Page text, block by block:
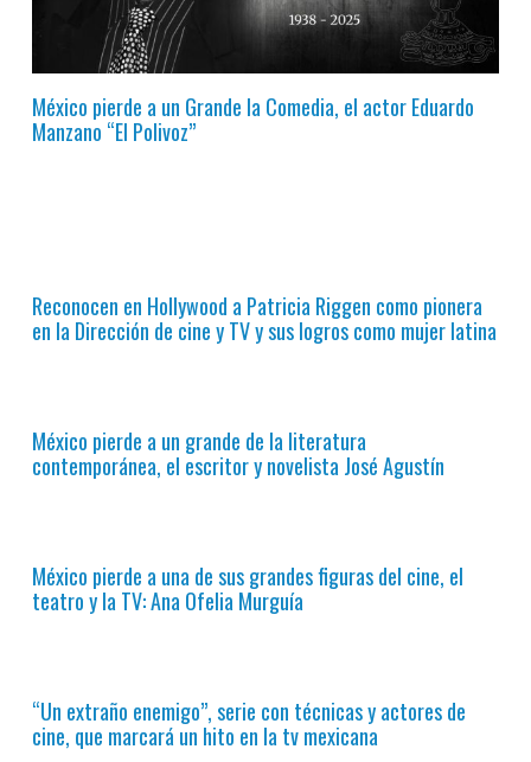
México pierde a un Grande la Comedia, el actor Eduardo
Manzano “El Polivoz”
Reconocen en Hollywood a Patricia Riggen como pionera
en la Dirección de cine y TV y sus logros como mujer latina
México pierde a un grande de la literatura
contemporánea, el escritor y novelista José Agustín
México pierde a una de sus grandes figuras del cine, el
teatro y la TV: Ana Ofelia Murguía
“Un extraño enemigo”, serie con técnicas y actores de
cine, que marcará un hito en la tv mexicana